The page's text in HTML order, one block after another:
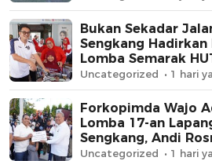
Bukan Sekadar
Sengkang
Lomba Semarak
Uncategorized 1 hari
Forkopimda Wajo
Lomba 17-an
Sengkang, Andi
Krupuk
Uncategorized 1 hari